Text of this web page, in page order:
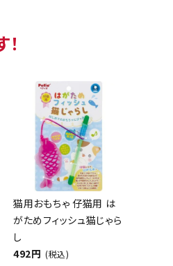
猫用おもちゃ 仔猫用 は
がためフィッシュ猫じゃら
し
492円 (税込)